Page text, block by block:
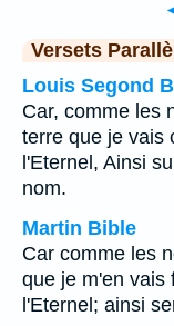
Versets
Louis Segond
Car, comme les
terre que je vais
l'Eternel, Ainsi
nom.
Martin Bible
Car comme les
que je m'en vais
l'Eternel; ainsi